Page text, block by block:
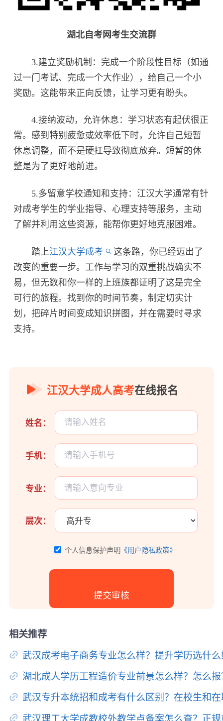
湖北自考网考生交流群
3.建立奖励机制：完成一个阶段性目标（如通
过一门考试、完成一个大作业），给自己一个小
奖励。这能带来正向反馈，让学习更有盼头。
4.接纳波动，允许休息：学习状态有起伏很正
常。感到特别疲惫或效率低下时，允许自己短暂
休息调整，而不是硬扛导致彻底放弃。短暂的休
整是为了更好地前进。
5.多留意学校通知和支持：江汉大学通常有针
对成考学生的学业指导、心理支持等服务，主动
了解并利用这些资源，能帮你更好地克服困难。
踏上江汉大学成考
这条路，你已经迈出了
改变的重要一步。工作与学习的双重挑战确实不
易，但无数和你一样的上班族都证明了这是完全
可行的旅程。找到你的时间节奏，制定切实计
划，把碎片时间变成知识拼图，并在需要时寻求
支持。
江汉大学成人高考在线报名
姓名：
手机：
专业：
层次：
个人信息保护声明 《用户隐私政策》
相关推荐
武汉成考电子商务专业怎么样？提升学历选什
湖北成人学历工程造价专业前景怎么样？怎么
武汉专升本统招和成考有什么区别？在校生和
武汉理工大学成教校外教学点备案怎么查？正